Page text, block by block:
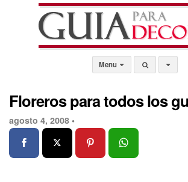
Menu
Floreros para todos los
agosto 4, 2008 •